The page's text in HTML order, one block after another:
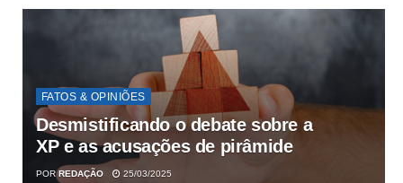
FATOS & OPINIÕES
Desmistificando o debate sobre a
XP e as acusações de pirâmide
POR REDAÇÃO 25/03/2025